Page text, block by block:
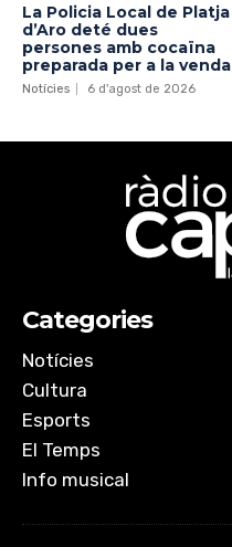
La Policia Local de Platja
d’Aro deté dues
persones amb cocaïna
preparada per a la venda
Notícies 6 d'agost de 2026
Categories
Notícies
Cultura
Esports
El Temps
Info musical